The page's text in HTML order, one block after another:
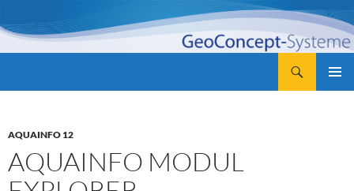
Inhalt
springen
AQUAINFO 12
AQUAINFO MODUL